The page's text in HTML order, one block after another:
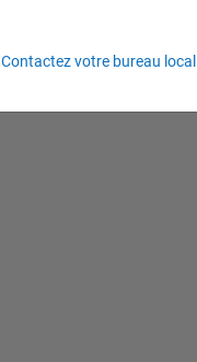
Contactez votre bureau local